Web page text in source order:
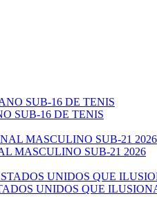
SUB-16 DE TENIS
MASCULINO SUB-21 2026
UNIDOS QUE